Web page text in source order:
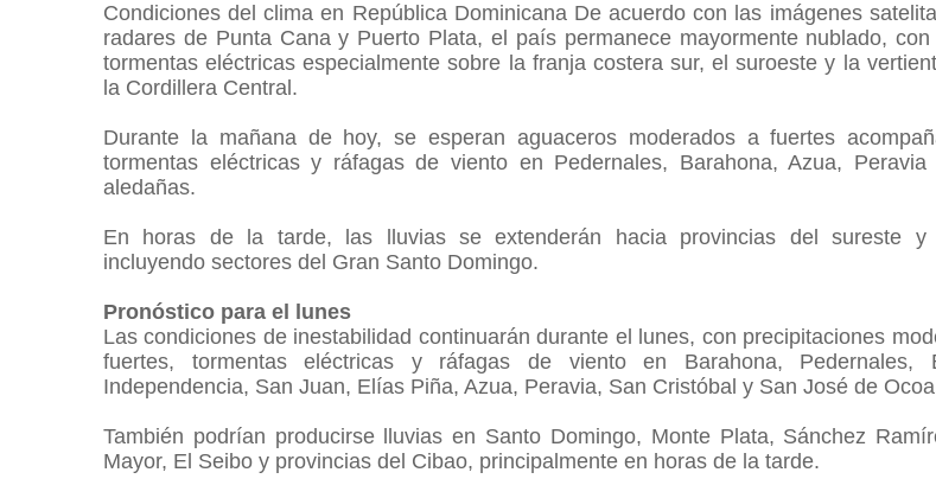
Condiciones del clima en República Dominicana De acuerdo con las imágenes
radares de Punta Cana y Puerto Plata, el país permanece mayormente nublado,
tormentas eléctricas especialmente sobre la franja costera sur, el suroeste y la
la Cordillera Central.
Durante la mañana de hoy, se esperan aguaceros moderados a fuertes
tormentas eléctricas y ráfagas de viento en Pedernales, Barahona, Azua,
aledañas.
En horas de la tarde, las lluvias se extenderán hacia provincias del sureste y
incluyendo sectores del Gran Santo Domingo.
Pronóstico para el lunes
Las condiciones de inestabilidad continuarán durante el lunes, con precipitaciones
fuertes, tormentas eléctricas y ráfagas de viento en Barahona, Pedernales,
Independencia, San Juan, Elías Piña, Azua, Peravia, San Cristóbal y San José de
También podrían producirse lluvias en Santo Domingo, Monte Plata, Sánchez
Mayor, El Seibo y provincias del Cibao, principalmente en horas de la tarde.